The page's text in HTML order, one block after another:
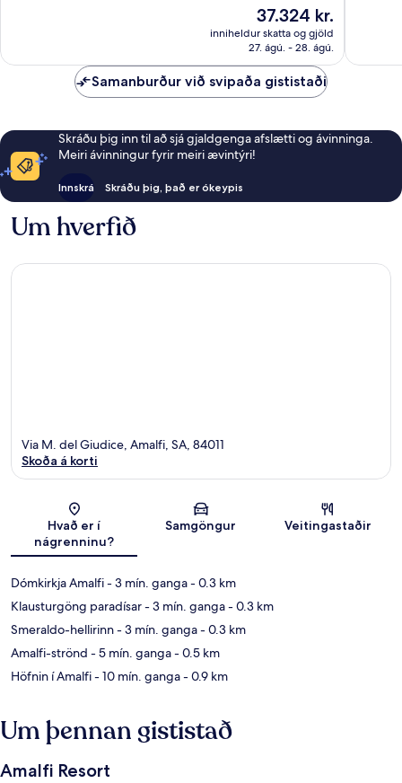
Verðið
37.324 kr.
37.324 kr.
inniheldur skatta og gjöld
27. ágú. - 28. ágú.
Samanburður við svipaða gististaði
Skráðu þig inn til að sjá gjaldgenga afslætti og ávinninga.
Meiri ávinningur fyrir meiri ævintýri!
Innskrá Skráðu þig, það er ókeypis
Um hverfið
Kort
Via M. del Giudice, Amalfi, SA, 84011
Skoða á korti
Hvað er í
nágrenninu?
Samgöngur Veitingastaðir
Dómkirkja Amalfi- 3 mín. ganga- 0.3 km
Klausturgöng paradísar- 3 mín. ganga- 0.3 km
Smeraldo-hellirinn- 3 mín. ganga- 0.3 km
Amalfi-strönd - 5 mín. ganga- 0.5 km
Höfnin í Amalfi- 10 mín. ganga- 0.9 km
Um þennan gististað
Amalfi Resort